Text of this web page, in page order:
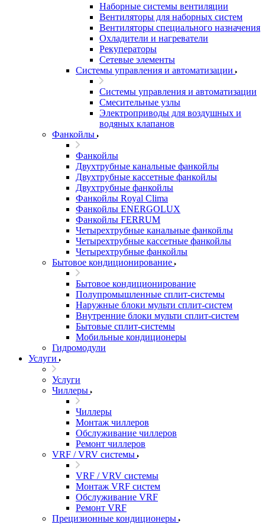
Наборные системы вентиляции
Вентиляторы для наборных систем
Вентиляторы специального назначения
Охладители и нагреватели
Рекуператоры
Сетевые элементы
Системы управления и автоматизации
Системы управления и автоматизации
Смесительные узлы
Электроприводы для воздушных и
водяных клапанов
Фанкойлы
Фанкойлы
Двухтрубные канальные фанкойлы
Двухтрубные кассетные фанкойлы
Двухтрубные фанкойлы
Фанкойлы Royal Clima
Фанкойлы ENERGOLUX
Фанкойлы FERRUM
Четырехтрубные канальные фанкойлы
Четырехтрубные кассетные фанкойлы
Четырехтрубные фанкойлы
Бытовое кондиционирование
Бытовое кондиционирование
Полупромышленные сплит-системы
Наружные блоки мульти сплит-систем
Внутренние блоки мульти сплит-систем
Бытовые сплит-системы
Мобильные кондиционеры
Гидромодули
Услуги
Услуги
Чиллеры
Чиллеры
Монтаж чиллеров
Обслуживание чиллеров
Ремонт чиллеров
VRF / VRV системы
VRF / VRV системы
Монтаж VRF систем
Обслуживание VRF
Ремонт VRF
Прецизионные кондиционеры